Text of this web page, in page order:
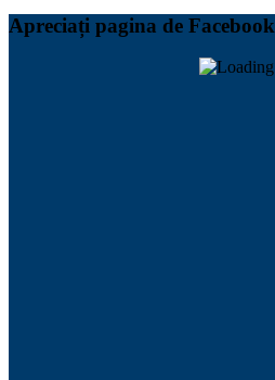
Apreciați pagina de Facebook